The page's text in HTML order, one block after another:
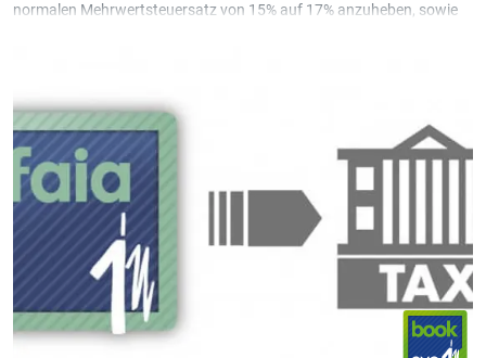
normalen Mehrwertsteuersatz von 15% auf 17% anzuheben, sowie